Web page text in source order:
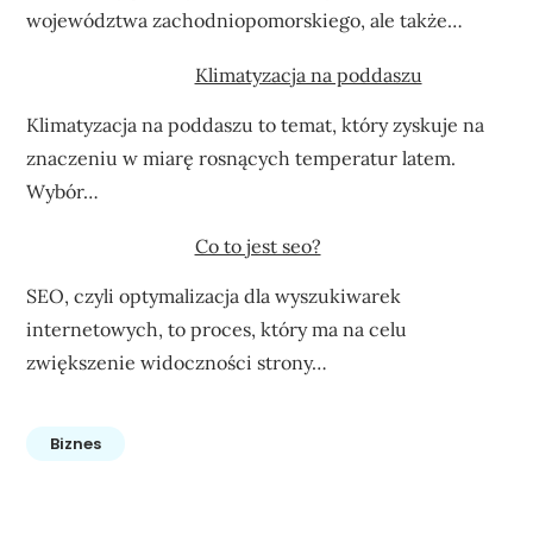
województwa zachodniopomorskiego, ale także…
Klimatyzacja na poddaszu
Klimatyzacja na poddaszu to temat, który zyskuje na
znaczeniu w miarę rosnących temperatur latem.
Wybór…
Co to jest seo?
SEO, czyli optymalizacja dla wyszukiwarek
internetowych, to proces, który ma na celu
zwiększenie widoczności strony…
Biznes